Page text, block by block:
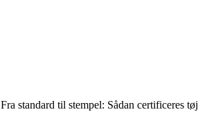
Fra standard til stempel: Sådan certificeres tøj